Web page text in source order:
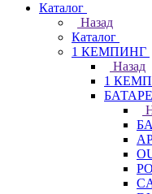
Каталог
Назад
Каталог
1 КЕМПИНГ
Назад
1